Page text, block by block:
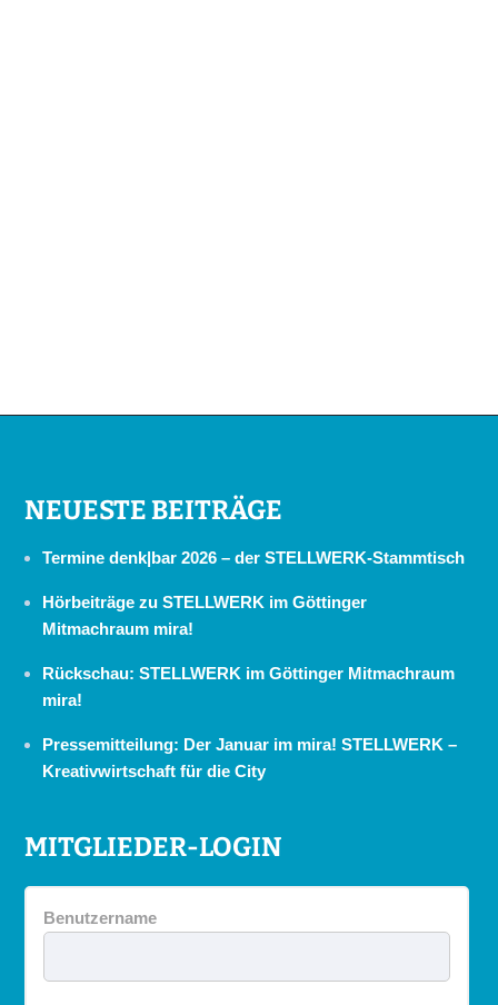
NEUESTE BEITRÄGE
Termine denk|bar 2026 – der STELLWERK-Stammtisch
Hörbeiträge zu STELLWERK im Göttinger
Mitmachraum mira!
Rückschau: STELLWERK im Göttinger Mitmachraum
mira!
Pressemitteilung: Der Januar im mira! STELLWERK –
Kreativwirtschaft für die City
MITGLIEDER-LOGIN
Benutzername